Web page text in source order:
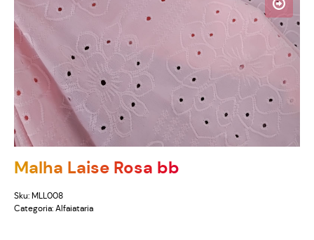
Malha Laise Rosa bb
Sku: MLL008
Categoria: Alfaiataria